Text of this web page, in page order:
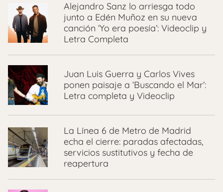
Alejandro Sanz lo arriesga todo
junto a Edén Muñoz en su nueva
canción ‘Yo era poesía’: Videoclip y
Letra Completa
Juan Luis Guerra y Carlos Vives
ponen paisaje a ‘Buscando el Mar’:
Letra completa y Videoclip
La Línea 6 de Metro de Madrid
echa el cierre: paradas afectadas,
servicios sustitutivos y fecha de
reapertura